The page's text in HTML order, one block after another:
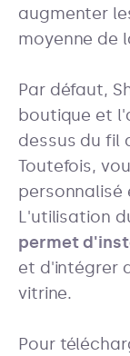
augmenter
moyenne de
Par défaut,
boutique et
dessus du fil
Toutefois,
personnalisé
L'utilisation
permet
et d'intégrer
vitrine.
Pour